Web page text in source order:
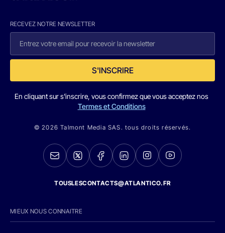
RECEVEZ NOTRE NEWSLETTER
S'INSCRIRE
En cliquant sur s'inscrire, vous confirmez que vous acceptez nos
Termes et Conditions
© 2026 Talmont Media SAS. tous droits réservés.
TOUSLESCONTACTS@ATLANTICO.FR
MIEUX NOUS CONNAITRE